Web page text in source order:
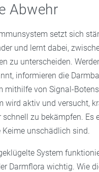
Abwehr
setzt sich
und lernt dabei,
zu unterscheiden.
informieren die
mithilfe von Signal-
wird aktiv und versucht,
schnell zu bekämpfen. Es
Keime unschädlich sind.
System
Darmflora wichtig. Wie